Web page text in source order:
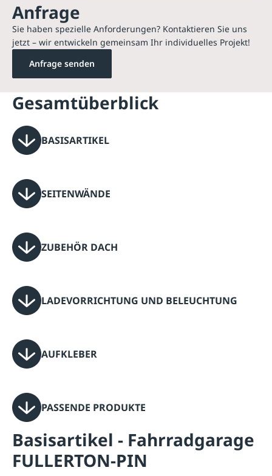
Anfrage
Sie haben spezielle Anforderungen? Kontaktieren Sie uns
jetzt – wir entwickeln gemeinsam Ihr individuelles Projekt!
Anfrage senden
Gesamtüberblick
BASISARTIKEL
SEITENWÄNDE
ZUBEHÖR DACH
LADEVORRICHTUNG UND BELEUCHTUNG
AUFKLEBER
PASSENDE PRODUKTE
Basisartikel - Fahrradgarage
FULLERTON-PIN